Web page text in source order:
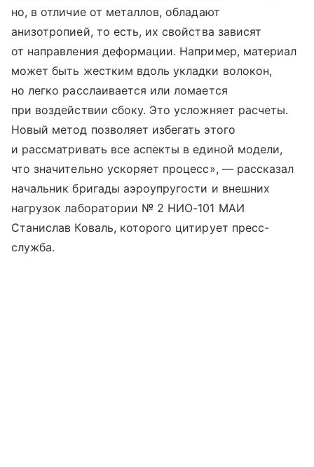
но, в отличие от металлов, обладают
анизотропией, то есть, их свойства зависят
от направления деформации. Например, материал
может быть жестким вдоль укладки волокон,
но легко расслаивается или ломается
при воздействии сбоку. Это усложняет расчеты.
Новый метод позволяет избегать этого
и рассматривать все аспекты в единой модели,
что значительно ускоряет процесс», — рассказал
начальник бригады аэроупругости и внешних
нагрузок лаборатории № 2 НИО-101 МАИ
Станислав Коваль, которого цитирует пресс-
служба.